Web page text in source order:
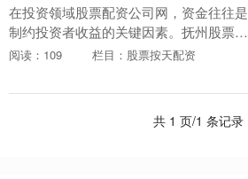
在投资领域股票配资公司网，资金往往是
制约投资者收益的关键因素。抚州股票配
资应运而生，为投资者提供了资金放大的
机构合作：....
阅读：109 栏目：股票按天配资
共 1 页/1 条记录